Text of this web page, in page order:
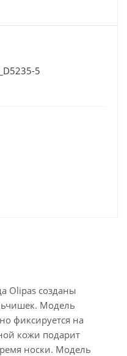
5
Olipas созданы
Модель
фиксируется на
кожи подарит
носки. Модель